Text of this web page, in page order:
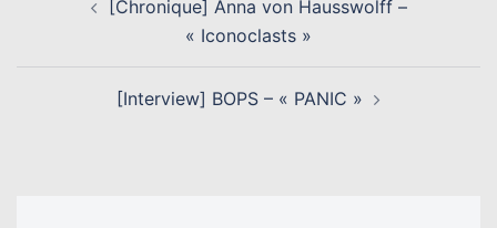
D’ARTICLE[Chronique] Anna von Hausswolff –
« Iconoclasts »
[Interview] BOPS – « PANIC »